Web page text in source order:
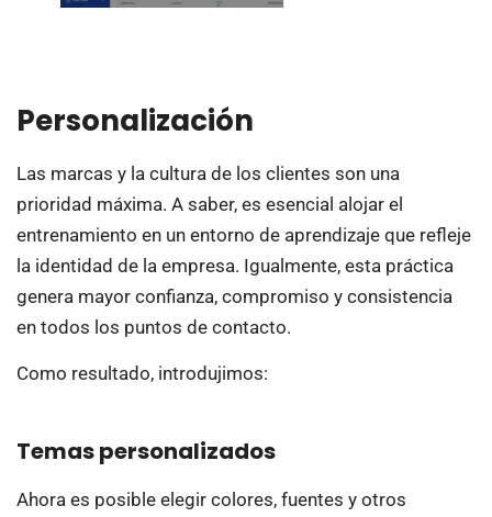
Personalización
Las marcas y la cultura de los clientes son una
prioridad máxima. A saber, es esencial alojar el
entrenamiento en un entorno de aprendizaje que refleje
la identidad de la empresa. Igualmente, esta práctica
genera mayor confianza, compromiso y consistencia
en todos los puntos de contacto.
Como resultado, introdujimos:
Temas personalizados
Ahora es posible elegir colores, fuentes y otros